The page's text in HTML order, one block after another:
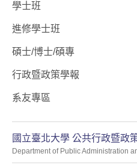
國立臺北大學 公共行政暨政
Department of Public Administration
學士班⠀⠀
進修學士班
碩士/博士/碩專
行政暨政策學報
系友專區